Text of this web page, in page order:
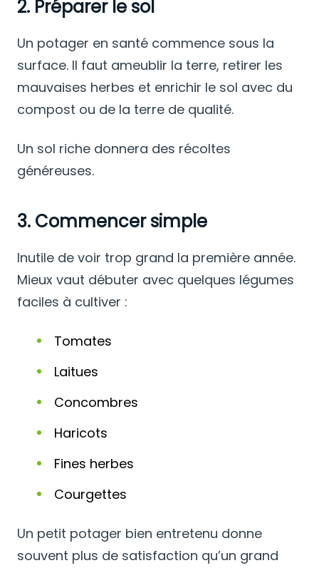
2. Préparer le sol
Un potager en santé commence sous la
surface. Il faut ameublir la terre, retirer les
mauvaises herbes et enrichir le sol avec du
compost ou de la terre de qualité.
Un sol riche donnera des récoltes
généreuses.
3. Commencer simple
Inutile de voir trop grand la première année.
Mieux vaut débuter avec quelques légumes
faciles à cultiver :
Tomates
Laitues
Concombres
Haricots
Fines herbes
Courgettes
Un petit potager bien entretenu donne
souvent plus de satisfaction qu’un grand